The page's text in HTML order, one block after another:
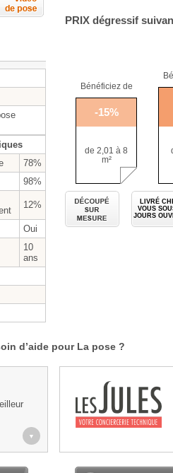
78%
98%
12%
Oui
10
ans
PRIX dégressif
Bénéficiez de
-15%
de 2,01 à 8
m²
LIVRÉ
VOUS
JOURS
d’aide pour La pose ?
▼